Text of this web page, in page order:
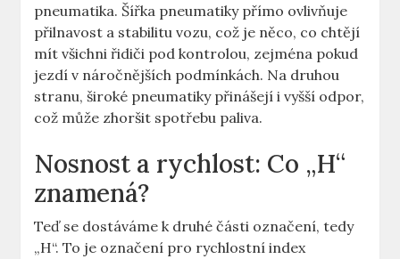
pneumatika. Šířka pneumatiky přímo ovlivňuje
přilnavost a stabilitu vozu, což je něco, co chtějí
mít všichni řidiči pod kontrolou, zejména pokud
jezdí v náročnějších podmínkách. Na druhou
stranu, široké pneumatiky přinášejí i vyšší odpor,
což může zhoršit spotřebu paliva.
Nosnost a rychlost: Co „H“
znamená?
Teď se dostáváme k druhé části označení, tedy
„H“. To je označení pro rychlostní index